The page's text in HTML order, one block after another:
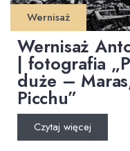
Wernisaż
Wernisaż
| fotografia
duże –
Picchu”
Czytaj więcej